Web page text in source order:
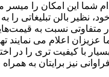
شما این امکان را میسر
نظیر بالن تبلیغاتی را
متفاوتی نسبت به
عزیزان اعلام می نمایند
با کیفیت تری را در
نیز برایتان به